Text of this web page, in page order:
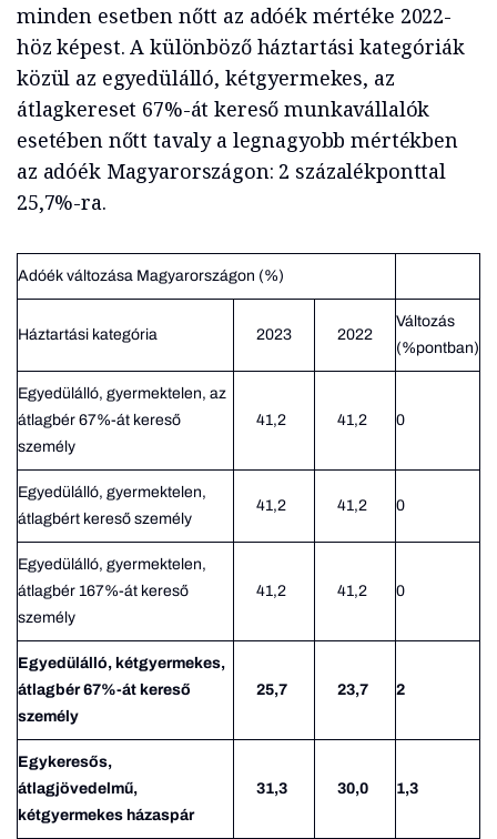
minden esetben nőtt az adóék mértéke 2022-
höz képest. A különböző háztartási kategóriák
közül az egyedülálló, kétgyermekes, az
átlagkereset 67%-át kereső munkavállalók
esetében nőtt tavaly a legnagyobb mértékben
az adóék Magyarországon: 2 százalékponttal
25,7%-ra.
Adóék változása Magyarországon (%)
Háztartási kategória 2023 2022
Változás
(%pontban)
Egyedülálló, gyermektelen, az
átlagbér 67%-át kereső
személy
41,2 41,2 0
Egyedülálló, gyermektelen,
átlagbért kereső személy
41,2 41,2 0
Egyedülálló, gyermektelen,
átlagbér 167%-át kereső
személy
41,2 41,2 0
Egyedülálló, kétgyermekes,
átlagbér 67%-át kereső
személy
25,7 23,7 2
Egykeresős,
átlagjövedelmű,
kétgyermekes házaspár
31,3 30,0 1,3